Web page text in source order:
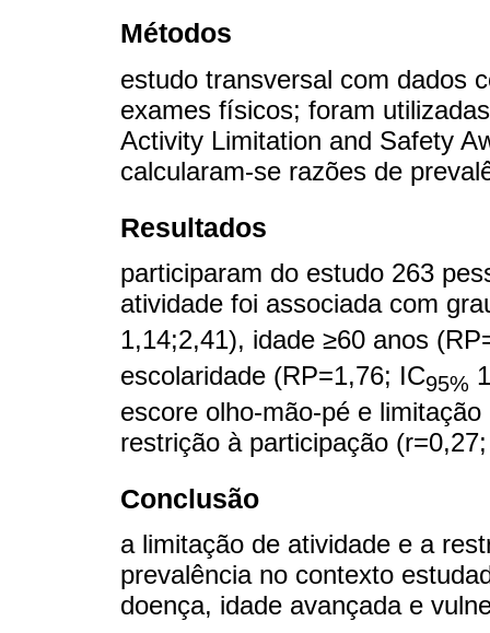
Métodos
estudo transversal com dados
exames físicos; foram
Activity Limitation and Safety
calcularam-se razões de
Resultados
participaram do estudo 263
atividade foi associada com
1,14;2,41), idade ≥60 anos
escolaridade (RP=1,76; IC95%
escore olho-mão-pé e
restrição à participação
Conclusão
a limitação de atividade e a
prevalência no contexto
doença, idade avançada e